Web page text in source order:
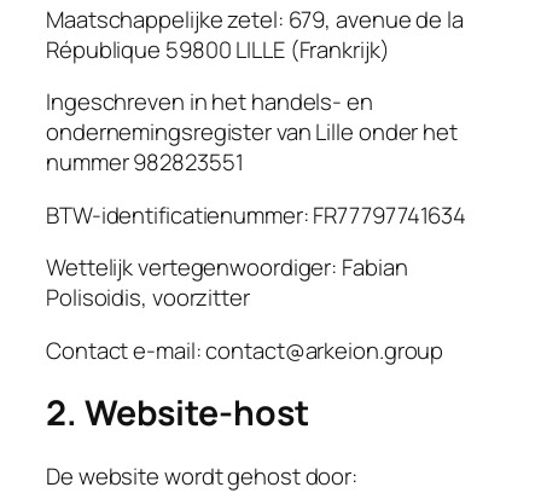
Maatschappelijke zetel: 679, avenue de la
République 59800 LILLE (Frankrijk)
Ingeschreven in het handels- en
ondernemingsregister van Lille onder het
nummer 982823551
BTW-identificatienummer: FR77797741634
Wettelijk vertegenwoordiger: Fabian
Polisoidis, voorzitter
Contact e-mail: contact@arkeion.group
2. Website-host
De website wordt gehost door: